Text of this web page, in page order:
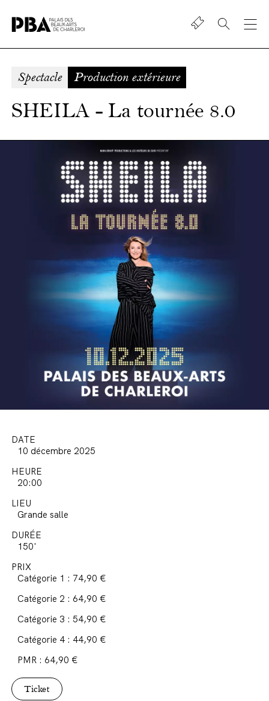
beaux-
de
Charleroi
Shop
Spectacle Production extérieure
SHEILA - La tournée 8.0
DATE
10 décembre 2025
HEURE
20:00
LIEU
Grande salle
DURÉE
150'
PRIX
Catégorie 1 : 74,90 €
Catégorie 2 : 64,90 €
Catégorie 3 : 54,90 €
Catégorie 4 : 44,90 €
PMR : 64,90 €
Ticket